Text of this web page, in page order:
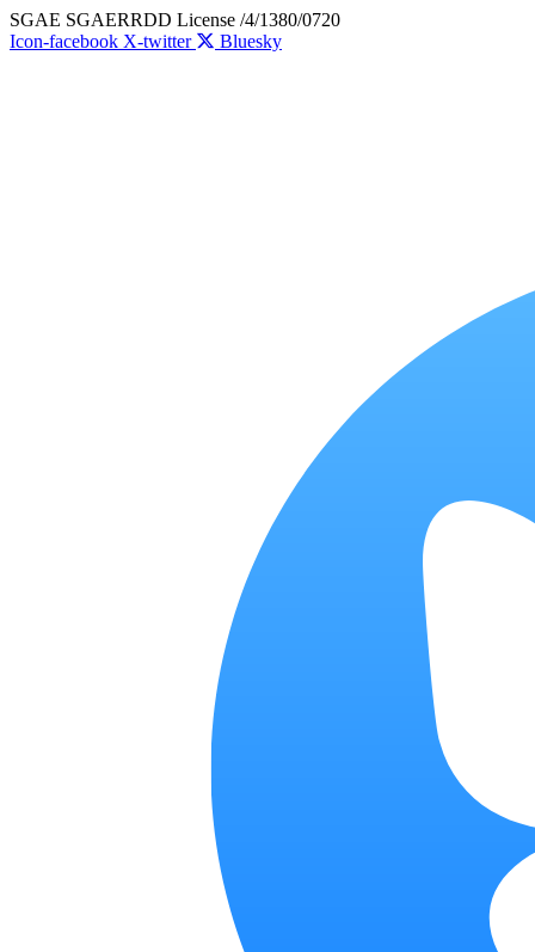
Skip
to
SGAE SGAERRDD License /4/1380/0720
Icon-facebook X-twitter Bluesky